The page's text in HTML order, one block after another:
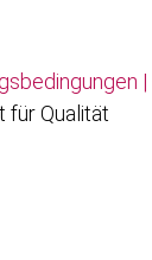
|
Qualität